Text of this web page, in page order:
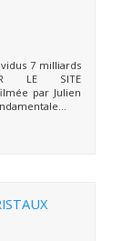
7 milliards
LE SITE
par Julien